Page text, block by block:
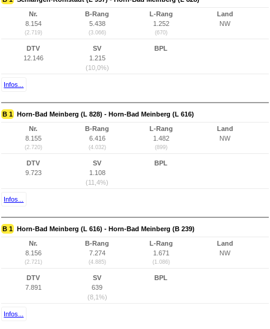
Nr.
8.154
(2.719)
B-Rang
5.438
(3.066)
L-Rang
1.252
(670)
Land
NW
DTV
12.146
SV
1.215
(10,0%)
BPL
Infos...
B 1 Horn-Bad Meinberg (L 828) - Horn-Bad Meinberg (L 616)
Nr.
8.155
(2.720)
B-Rang
6.416
(4.032)
L-Rang
1.482
(899)
Land
NW
DTV
9.723
SV
1.108
(11,4%)
BPL
Infos...
B 1 Horn-Bad Meinberg (L 616) - Horn-Bad Meinberg (B 239)
Nr.
8.156
(2.721)
B-Rang
7.274
(4.885)
L-Rang
1.671
(1.086)
Land
NW
DTV
7.891
SV
639
(8,1%)
BPL
Infos...